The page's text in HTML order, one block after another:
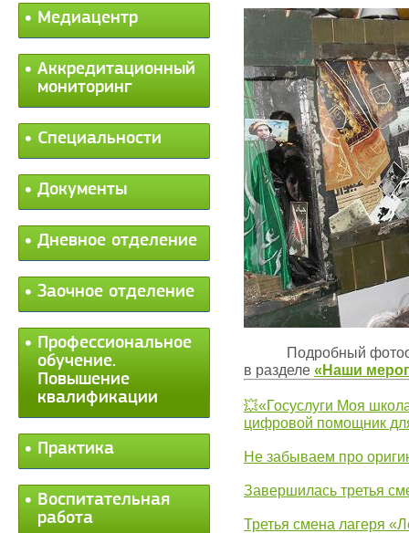
Медиацентр
Аккредитационный
мониторинг
Специальности
Документы
Дневное отделение
Заочное отделение
Профессиональное
обучение.
Повышение
квалификации
Практика
Воспитательная
работа
Подробный
в разделе «Наши
💥«Госуслуги Моя
цифровой помощник
Не забываем про
Завершилась третья
Третья смена лагеря